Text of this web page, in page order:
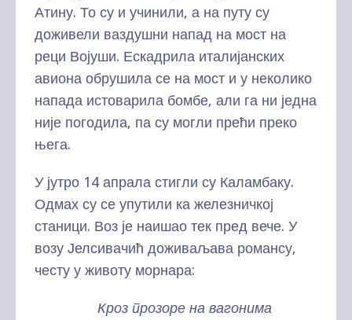
Атину. То су и учинили, а на путу су
доживели ваздушни напад на мост на
реци Војуши. Ескадрила италијанских
авиона обрушила се на мост и у неколико
напада истоварила бомбе, али га ни једна
није погодила, па су могли прећи преко
њега.
У јутро 14 апрала стигли су Каламбаку.
Одмах су се упутили ка железничкој
станици. Воз је наишао тек пред вече. У
возу Јелсивачић доживаљава романсу,
честу у животу морнара:
Кроз прозоре на вагонима